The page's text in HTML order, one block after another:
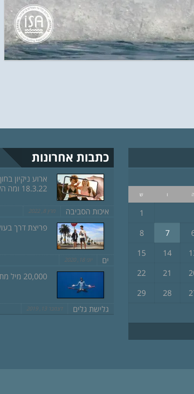
ה ו ש
1
7
8
14
15
21
22
28
29
כתבות אחרונות
ארוע ניקיון
18.3.22 ומה הקשר ל NFT ?
איכות הסביבה מרץ 8, 2022
פריצת דרך
ים יוני 18, 2020
20,000 מיל מתחת לגל
גלישת גלים דצמבר 13, 2019